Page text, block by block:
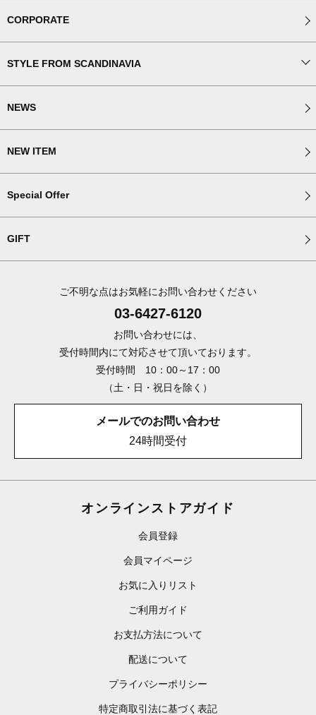
CORPORATE
STYLE FROM SCANDINAVIA
NEWS
NEW ITEM
Special Offer
GIFT
ご不明な点はお気軽にお問い合わせください
03-6427-6120
お問い合わせには、
受付時間内にて対応させて頂いております。
受付時間 10：00～17：00
（土・日・祝日を除く）
メールでのお問い合わせ
24時間受付
オンラインストアガイド
会員登録
会員マイページ
お気に入りリスト
ご利用ガイド
お支払方法について
配送について
プライバシーポリシー
特定商取引法に基づく表記